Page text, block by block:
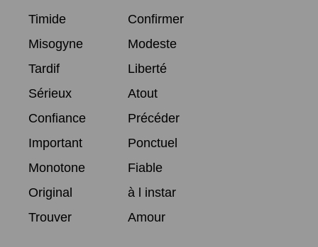
Timide
Confirmer
Misogyne
Modeste
Tardif
Liberté
Sérieux
Atout
Confiance
Précéder
Important
Ponctuel
Monotone
Fiable
Original
à l instar
Trouver
Amour